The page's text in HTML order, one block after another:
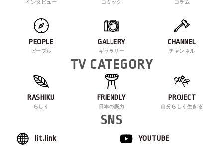
インタビュー コミック コラム
PEOPLE
ピープル
GALLERY
ギャラリー
CHANNEL
チャンネル
TV CATEGORY
RASHIKU
らしく
FRIENDLY
日本の底力
PROJECT
自分らしく生きる
SNS
lit.link YOUTUBE